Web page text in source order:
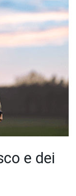
e dei